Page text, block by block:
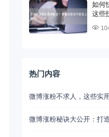
如何
这些
热门内容
微博涨粉不求人，这些实
微博涨粉秘诀大公开：打